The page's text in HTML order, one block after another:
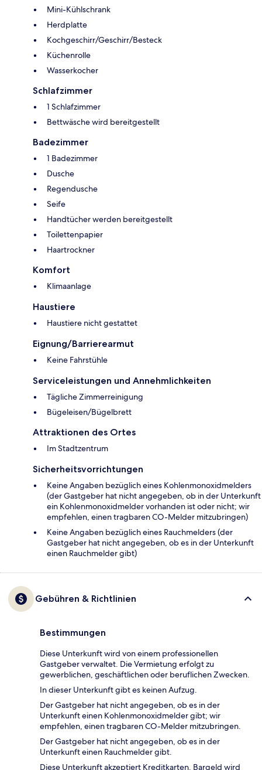
Mini-Kühlschrank
Herdplatte
Kochgeschirr/Geschirr/Besteck
Küchenrolle
Wasserkocher
Schlafzimmer
1 Schlafzimmer
Bettwäsche wird bereitgestellt
Badezimmer
1 Badezimmer
Dusche
Regendusche
Seife
Handtücher werden bereitgestellt
Toilettenpapier
Haartrockner
Komfort
Klimaanlage
Haustiere
Haustiere nicht gestattet
Eignung/Barrierearmut
Keine Fahrstühle
Serviceleistungen und Annehmlichkeiten
Tägliche Zimmerreinigung
Bügeleisen/Bügelbrett
Attraktionen des Ortes
Im Stadtzentrum
Sicherheitsvorrichtungen
Keine Angaben bezüglich eines Kohlenmonoxidmelders
(der Gastgeber hat nicht angegeben, ob in der Unterkunft
ein Kohlenmonoxidmelder vorhanden ist oder nicht; wir
empfehlen, einen tragbaren CO-Melder mitzubringen)
Keine Angaben bezüglich eines Rauchmelders (der
Gastgeber hat nicht angegeben, ob es in der Unterkunft
einen Rauchmelder gibt)
Gebühren & Richtlinien
Bestimmungen
Diese Unterkunft wird von einem professionellen
Gastgeber verwaltet. Die Vermietung erfolgt zu
gewerblichen, geschäftlichen oder beruflichen Zwecken.
In dieser Unterkunft gibt es keinen Aufzug.
Der Gastgeber hat nicht angegeben, ob es in der
Unterkunft einen Kohlenmonoxidmelder gibt; wir
empfehlen, einen tragbaren CO-Melder mitzubringen.
Der Gastgeber hat nicht angegeben, ob es in der
Unterkunft einen Rauchmelder gibt.
Diese Unterkunft akzeptiert Kreditkarten. Bargeld wird